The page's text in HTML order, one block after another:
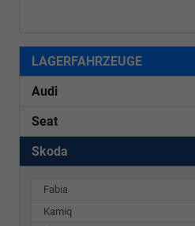
LAGERFAHRZEUGE
Audi
Seat
Skoda
Fabia
Kamiq